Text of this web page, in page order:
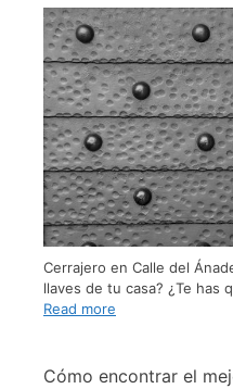
Cerrajero en Calle del
llaves de tu casa? ¿Te has
Read more
Cómo encontrar el